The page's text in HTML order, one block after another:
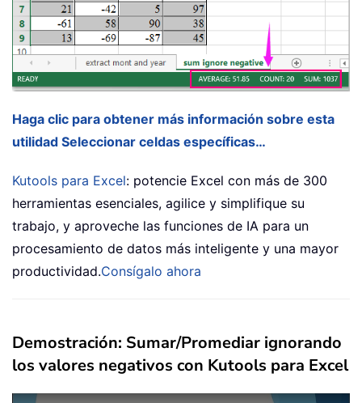
Haga clic para obtener más información sobre esta
utilidad Seleccionar celdas específicas…
Kutools para Excel: potencie Excel con más de 300
herramientas esenciales, agilice y simplifique su
trabajo, y aproveche las funciones de IA para un
procesamiento de datos más inteligente y una mayor
productividad.Consígalo ahora
Demostración: Sumar/Promediar ignorando
los valores negativos con Kutools para Excel